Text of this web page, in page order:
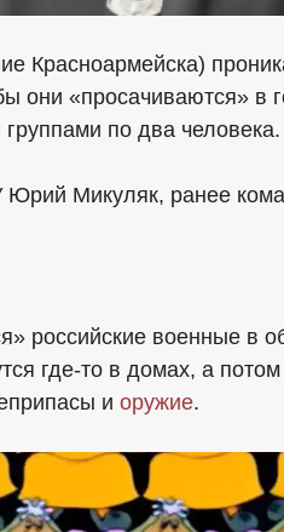
Красноармейска)
они «просачиваются» в
по два человека.
Юрий Микуляк, ранее
российские военные в
где-то в домах, а
и оружие.